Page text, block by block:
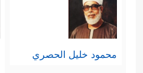
محمود خليل الحصري